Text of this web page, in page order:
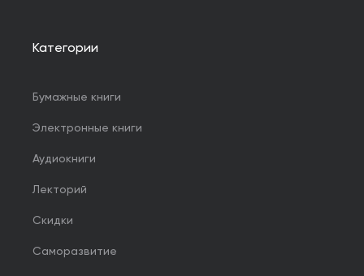
Категории
Бумажные книги
Электронные книги
Аудиокниги
Лекторий
Скидки
Саморазвитие